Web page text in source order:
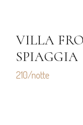
VILLA
SPIAGGIA
210/notte